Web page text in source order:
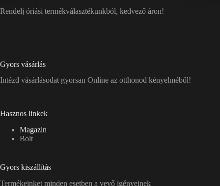
Rendelj óriási termékválasztékunkból, kedvező áron!
Gyors vásárlás
Intézd vásárlásodat gyorsan Online az otthonod kényelméből!
Hasznos linkek
Magazin
Bolt
Gyors kiszállítás
Termékeinket minden esetben a vevő igényeinek